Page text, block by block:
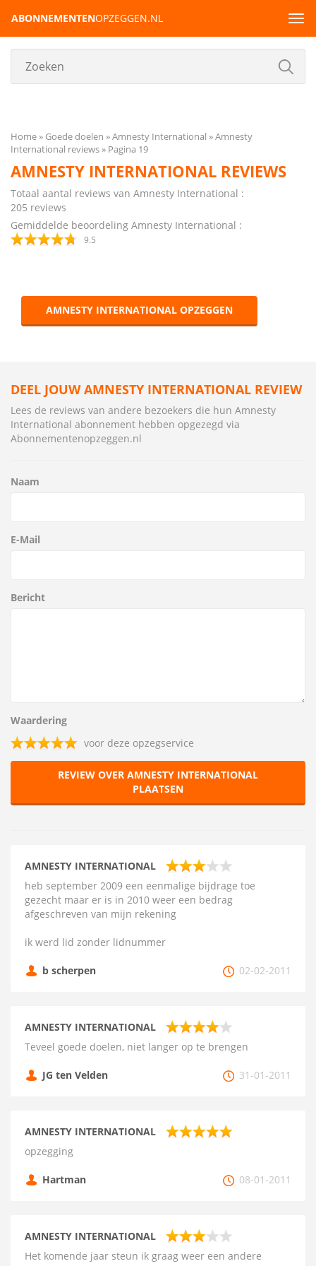
ABONNEMENTENOPZEGGEN.NL
Home Goede doelen Amnesty International
Amnesty
International reviews
Pagina 19
AMNESTY INTERNATIONAL REVIEWS
Totaal aantal reviews van Amnesty International :
205 reviews
Gemiddelde beoordeling Amnesty International :
9.5
AMNESTY INTERNATIONAL OPZEGGEN
DEEL JOUW AMNESTY INTERNATIONAL REVIEW
Lees de reviews van andere bezoekers die hun Amnesty
International abonnement hebben opgezegd via
Abonnementenopzeggen.nl
Naam
E-Mail
Bericht
Waardering
voor deze opzegservice
REVIEW OVER AMNESTY INTERNATIONAL
PLAATSEN
AMNESTY INTERNATIONAL
heb september 2009 een eenmalige bijdrage toe
gezecht maar er is in 2010 weer een bedrag
afgeschreven van mijn rekening
ik werd lid zonder lidnummer
b scherpen 02-02-2011
AMNESTY INTERNATIONAL
Teveel goede doelen, niet langer op te brengen
JG ten Velden 31-01-2011
AMNESTY INTERNATIONAL
opzegging
Hartman 08-01-2011
AMNESTY INTERNATIONAL
Het komende jaar steun ik graag weer een andere